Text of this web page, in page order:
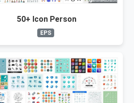
50+ Icon Person
EPS